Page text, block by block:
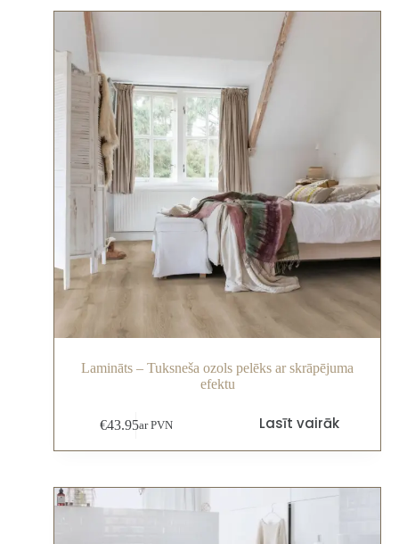
Lamināts – Tuksneša ozols pelēks ar skrāpējuma
efektu
€43.95ar PVN Lasīt vairāk